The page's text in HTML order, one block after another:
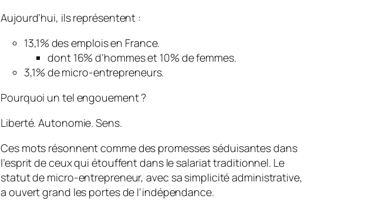
Aujourd’hui, ils représentent :
13,1% des emplois en France.
dont 16% d’hommes et 10% de femmes.
3,1% de micro-entrepreneurs.
Pourquoi un tel engouement ?
Liberté. Autonomie. Sens.
Ces mots résonnent comme des promesses séduisantes dans
l’esprit de ceux qui étouffent dans le salariat traditionnel. Le
statut de micro-entrepreneur, avec sa simplicité administrative,
a ouvert grand les portes de l’indépendance.